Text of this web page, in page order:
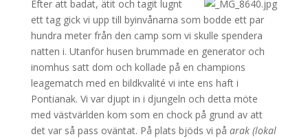
Efter att badat, ätit och tagit lugnt
ett tag gick vi upp till byinvånarna som bodde ett par
hundra meter från den camp som vi skulle spendera
natten i. Utanför husen brummade en generator och
inomhus satt dom och kollade på en champions
leagematch med en bildkvalité vi inte ens haft i
Pontianak. Vi var djupt in i djungeln och detta möte
med västvärlden kom som en chock på grund av att
det var så pass oväntat. På plats bjöds vi på arak (lokal